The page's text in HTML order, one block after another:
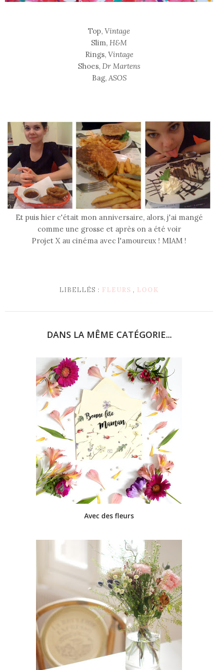
Top, Vintage
Slim, H&M
Rings, Vintage
Shoes, Dr Martens
Bag, ASOS
Et puis hier c'était mon anniversaire, alors, j'ai mangé
comme une grosse et après on a été voir
Projet X au cinéma avec l'amoureux ! MIAM !
LIBELLÉS : FLEURS , LOOK
DANS LA MÊME CATÉGORIE...
Avec des fleurs